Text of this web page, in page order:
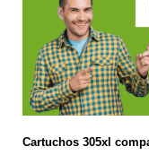
Cartuchos 305xl